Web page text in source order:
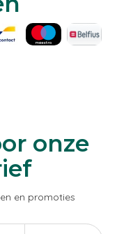
onze
en promoties